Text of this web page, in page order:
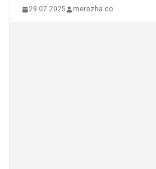
29.07.2025 merezha.co